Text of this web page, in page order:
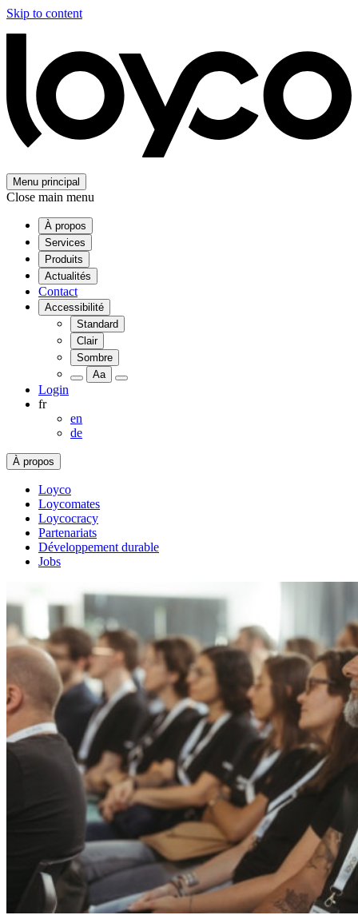
Skip to content
Menu principal
Close main menu
À propos
Services
Produits
Actualités
Contact
Accessibilité
Standard
Clair
Sombre
Aa
Login
fr
en
de
À propos
Loyco
Loycomates
Loycocracy
Partenariats
Développement durable
Jobs